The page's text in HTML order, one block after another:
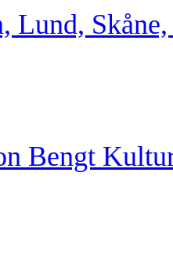
Lund,
Bengt